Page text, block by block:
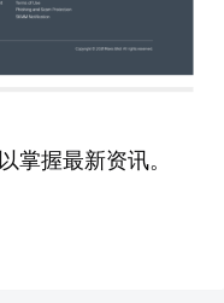
以掌握最新资讯。